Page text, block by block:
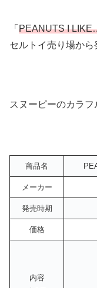
「 PEANUTS I
セルトイ売り場から
スヌーピーのカラフ
商品名
メーカー
発売時期
価格
内容